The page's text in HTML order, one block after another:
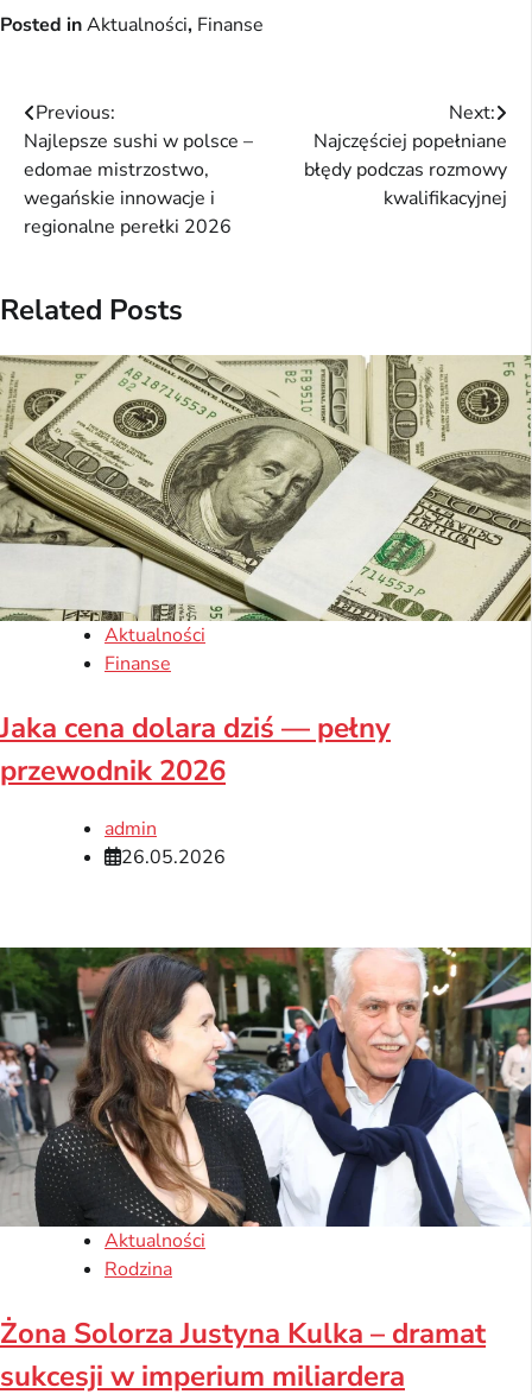
Posted inAktualności, Finanse
Nawigacja
wpisu
Previous:
Najlepsze sushi w polsce –
edomae mistrzostwo,
wegańskie innowacje i
regionalne perełki 2026
Next:
Najczęściej popełniane
błędy podczas rozmowy
kwalifikacyjnej
Related Posts
Aktualności
Finanse
Jaka cena dolara dziś — pełny
przewodnik 2026
admin
26.05.2026
Aktualności
Rodzina
Żona Solorza Justyna Kulka – dramat
sukcesji w imperium miliardera